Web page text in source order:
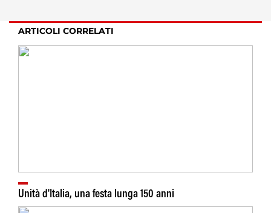
ARTICOLI CORRELATI
Unità d'Italia, una festa lunga 150 anni